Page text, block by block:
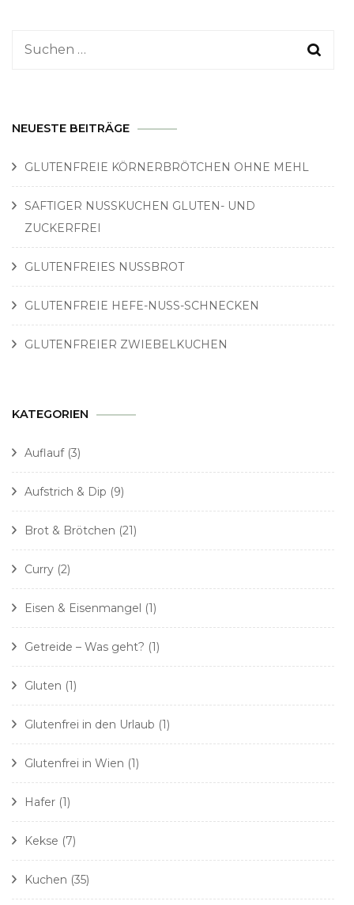
Suchen
NEUESTE BEITRÄGE
GLUTENFREIE KÖRNERBRÖTCHEN OHNE MEHL
SAFTIGER NUSSKUCHEN GLUTEN- UND
ZUCKERFREI
GLUTENFREIES NUSSBROT
GLUTENFREIE HEFE-NUSS-SCHNECKEN
GLUTENFREIER ZWIEBELKUCHEN
KATEGORIEN
Auflauf(3)
Aufstrich & Dip (9)
Brot & Brötchen (21)
Curry (2)
Eisen & Eisenmangel (1)
Getreide – Was geht? (1)
Gluten (1)
Glutenfrei in den Urlaub (1)
Glutenfrei in Wien (1)
Hafer (1)
Kekse (7)
Kuchen (35)